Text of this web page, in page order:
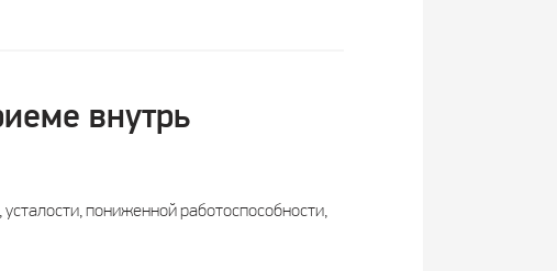
внутрь
пониженной работоспособности,